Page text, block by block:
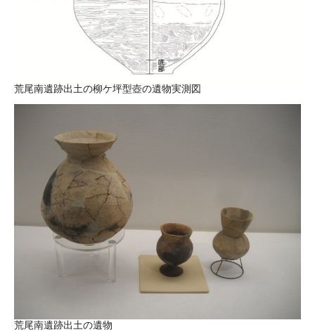
荒尾南遺跡出土の柳ケ坪型壺の遺物実測図
荒尾南遺跡出土の遺物